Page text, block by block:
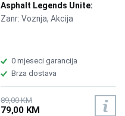
Asphalt Legends Unite:
Supercharged Edition /PS5
Zanr: Voznja, Akcija
0 mjeseci garancija
Brza dostava
89,00 KM
79,00 KM